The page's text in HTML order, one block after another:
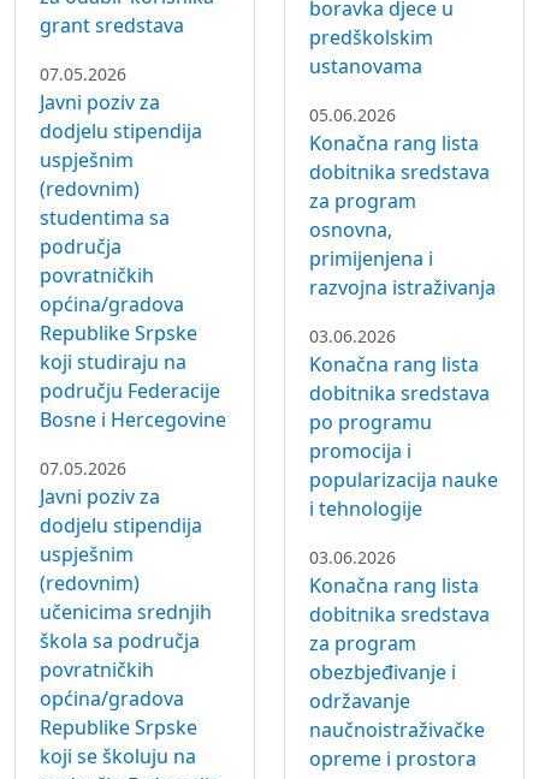
07.05.2026
dodjelu stipendija
uspješnim
(redovnim)
studentima sa
područja
povratničkih
općina/gradova
Republike Srpske
koji studiraju na
području Federacije
Bosne i Hercegovine
07.05.2026
dodjelu stipendija
uspješnim
(redovnim)
učenicima srednjih
škola sa područja
povratničkih
općina/gradova
Republike Srpske
koji se školuju na
području Federacije
Bosne i...
ustanovama
05.06.2026
dobitnika sredstava
za program
osnovna,
primijenjena i
razvojna istraživanja
03.06.2026
dobitnika sredstava
po programu
promocija i
popularizacija nauke
i tehnologije
03.06.2026
dobitnika sredstava
za program
obezbjeđivanje i
održavanje
naučnoistraživačke
opreme i prostora
za
naučnoistraživački